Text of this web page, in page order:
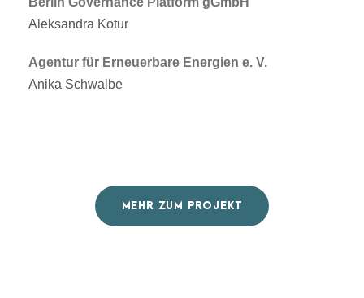
Aleksandra Kotur
Agentur für Erneuerbare Energien e. V.
Anika Schwalbe
MEHR ZUM PROJEKT